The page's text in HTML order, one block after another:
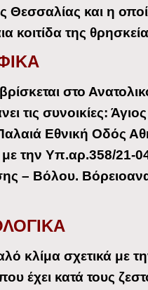
Θεσσαλίας και η
κοιτίδα της
στο
τις συνοικίες:
Εθνική Οδός
την Υπ.αρ.358/21-
– Βόλου.
κλίμα σχετικά
έχει κατά τους